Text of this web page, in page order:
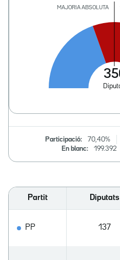
Participació: 70,40%
En blanc:
199.392
Partit Diputats
PP 137